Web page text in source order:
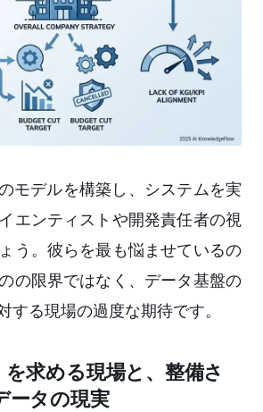
モデルを構築し、システムを実
エンティストや開発責任者の視
う。彼らを最も悩ませているの
の限界ではなく、データ基盤の
する現場の過度な期待です。
を求める現場と、整備さ
ータの現実